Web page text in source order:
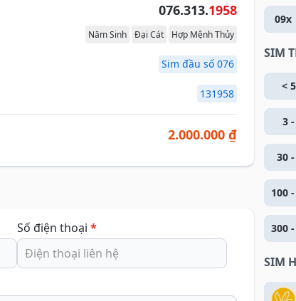
076.313.1958
Năm Sinh Đại Cát Hợp Mệnh Thủy
Sim đầu số 076
131958
2.000.000 ₫
Số điện thoại *
09x
SIM
<
3
30
100
300
SIM